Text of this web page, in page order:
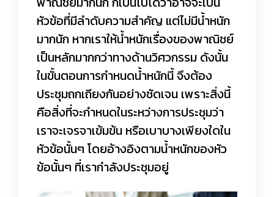
หัวข้อที่มีลำดับความสำคัญ แต่ไม่มีน้ำหนัก
มากนัก หากเราให้น้ำหนักเรื่องของพาณิชย์
เป็นหลักมากกว่าทางด้านวิศวกรรม ดังนั้น
ในขั้นตอนการกำหนดน้ำหนักนี้ จึงต้อง
ประชุมถกเถียงกันอย่างชัดเจน เพราะสิ่งนี้
คือสิ่งที่จะกำหนดในระหว่างการประชุมว่า
เราจะเจรจาเข้มข้น หรือเบาบางเพียงใดใน
หัวข้อนั้นๆ โดยอ้างอิงตามน้ำหนักของหัว
ข้อนั้นๆ ที่เรากำลังประชุมอยู่